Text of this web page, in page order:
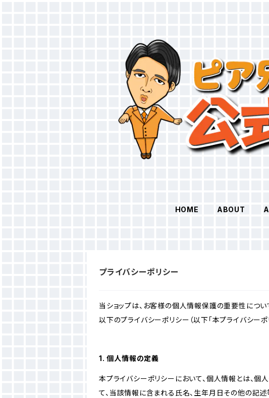
HOME ABOUT
プライバシーポリシー
当ショップは、お客様の個人情報保護の重要性につい
以下のプライバシーポリシー（以下「本プライバシー
1. 個人情報の定義
本プライバシーポリシーにおいて、個人情報とは、
て、当該情報に含まれる氏名、生年月日その他の記